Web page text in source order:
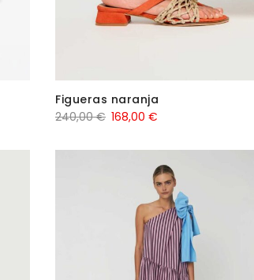
Figueras naranja
240,00€ El
original
240,00 €.
168,00 €
actual
es:
168,00 €.